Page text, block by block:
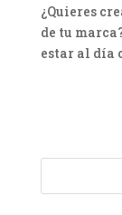
¿Quieres
de tu marca?
estar al día